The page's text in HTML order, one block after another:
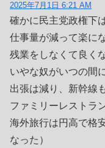
2025年7月1日 6:21 AM
確かに民主党政権下
仕事量が減って楽に
残業をしなくて良く
いやな奴がいつの間
出張は減り、新幹線
ファミリーレストラ
海外旅行は円高で格
なった）